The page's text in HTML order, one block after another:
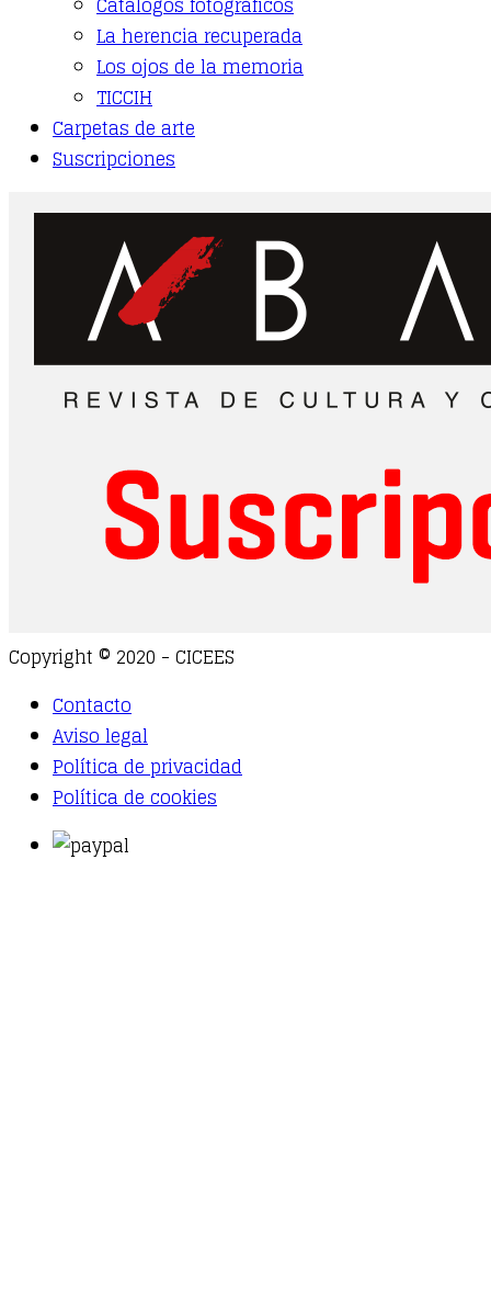
La herencia recuperada
Los ojos de la memoria
TICCIH
Carpetas de arte
Suscripciones
Copyright © 2020 - CICEES
Contacto
Aviso legal
Política de privacidad
Política de cookies